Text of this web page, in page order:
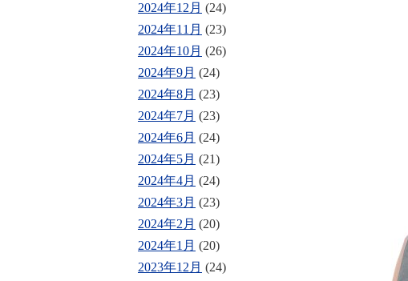
2024年12月 (24)
2024年11月 (23)
2024年10月 (26)
2024年9月 (24)
2024年8月 (23)
2024年7月 (23)
2024年6月 (24)
2024年5月 (21)
2024年4月 (24)
2024年3月 (23)
2024年2月 (20)
2024年1月 (20)
2023年12月 (24)